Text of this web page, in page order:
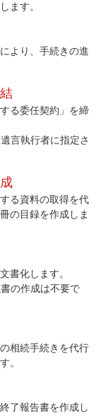
ます。
より、手続きの進
る委任契約」を締
言執行者に指定さ
る資料の取得を代
の目録を作成しま
書化します。
の作成は不要で
相続手続きを代行
。
了報告書を作成し